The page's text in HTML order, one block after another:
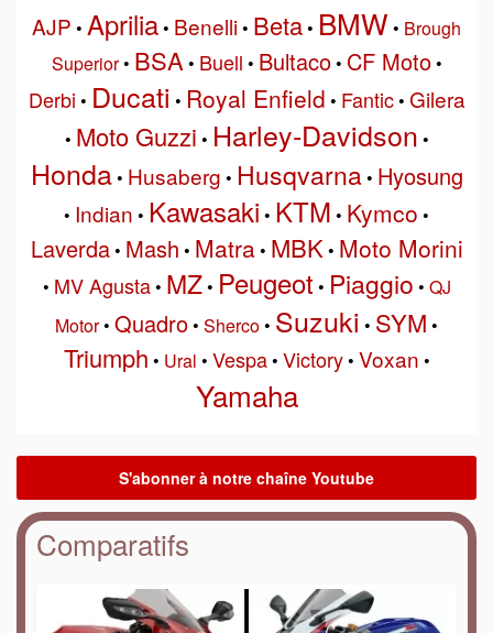
AJP • Aprilia• Benelli• Beta• BMW • Brough
Superior• BSA• Buell • Bultaco• CF Moto•
Derbi • Ducati • Royal Enfield • Fantic• Gilera
• Moto Guzzi • Harley-Davidson •
Honda• Husaberg • Husqvarna• Hyosung
• Indian • Kawasaki • KTM • Kymco •
Laverda• Mash • Matra• MBK• Moto Morini
• MV Agusta• MZ• Peugeot • Piaggio • QJ
Motor• Quadro• Sherco• Suzuki • SYM •
Triumph • Ural • Vespa• Victory• Voxan •
Yamaha
Comparatifs